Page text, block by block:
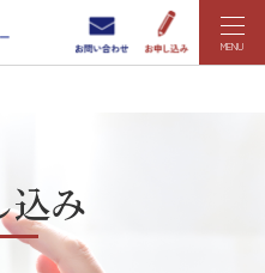
MENU
向け企業研修のイ
込み